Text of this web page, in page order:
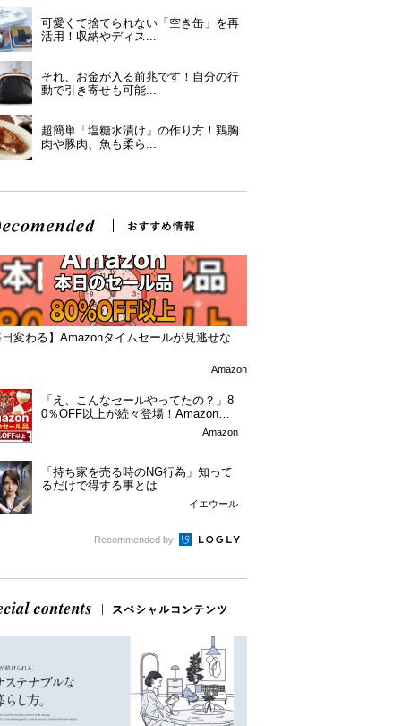
可愛くて捨てられない「空き缶」を再
活用！収納やディス...
それ、お金が入る前兆です！自分の行
動で引き寄せも可能...
超簡単「塩糖水漬け」の作り方！鶏胸
肉や豚肉、魚も柔ら...
変わる】Amazonタイムセールが見逃せな
Amazon
「え、こんなセールやってたの？」8
0％OFF以上が続々登場！Amazonの
Amazon
「持ち家を売る時のNG行為」知って
るだけで得する事とは
イエウール
Recommended by